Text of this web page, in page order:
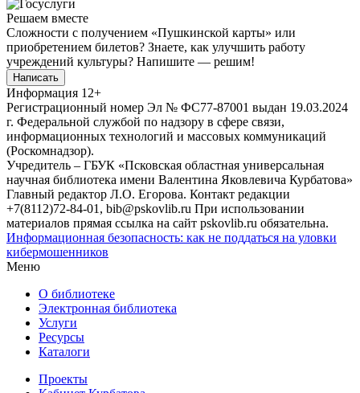
Решаем вместе
Сложности с получением «Пушкинской карты» или
приобретением билетов? Знаете, как улучшить работу
учреждений культуры? Напишите — решим!
Написать
Информация 12+
Регистрационный номер Эл № ФС77-87001 выдан 19.03.2024
г. Федеральной службой по надзору в сфере связи,
информационных технологий и массовых коммуникаций
(Роскомнадзор).
Учредитель – ГБУК «Псковская областная универсальная
научная библиотека имени Валентина Яковлевича Курбатова»
Главный редактор Л.О. Егорова. Контакт редакции
+7(8112)72-84-01, bib@pskovlib.ru При использовании
материалов прямая ссылка на сайт pskovlib.ru обязательна.
Информационная безопасность: как не поддаться на уловки
кибермошенников
Меню
О библиотеке
Электронная библиотека
Услуги
Ресурсы
Каталоги
Проекты